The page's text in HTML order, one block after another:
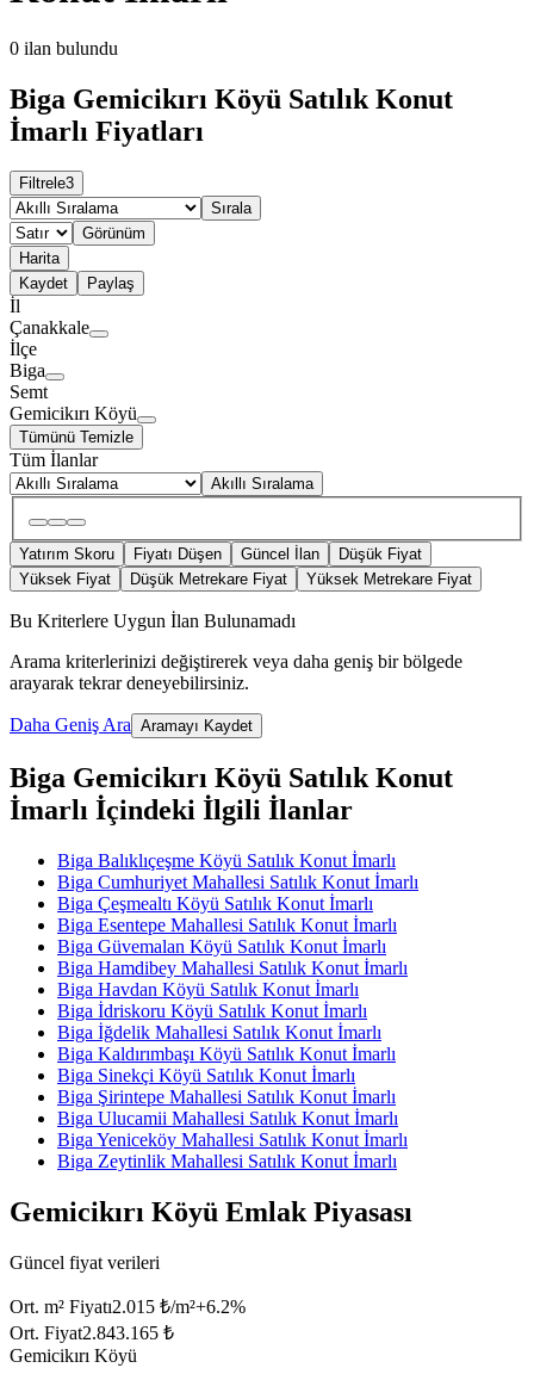
0 ilan bulundu
Biga Gemicikırı Köyü Satılık Konut
İmarlı Fiyatları
Filtrele3
Sırala
Görünüm
Harita
Kaydet
Paylaş
İl
Çanakkale
İlçe
Biga
Semt
Gemicikırı Köyü
Tümünü Temizle
Tüm İlanlar
Akıllı Sıralama
Yatırım Skoru Fiyatı Düşen Güncel İlan
Düşük Fiyat
Yüksek Fiyat
Düşük Metrekare Fiyat Yüksek Metrekare Fiyat
Bu Kriterlere Uygun İlan Bulunamadı
Arama kriterlerinizi değiştirerek veya daha geniş bir bölgede
arayarak tekrar deneyebilirsiniz.
Daha Geniş Ara Aramayı Kaydet
Biga Gemicikırı Köyü Satılık Konut
İmarlı İçindeki İlgili İlanlar
Biga Balıklıçeşme Köyü Satılık Konut İmarlı
Biga Cumhuriyet Mahallesi Satılık Konut İmarlı
Biga Çeşmealtı Köyü Satılık Konut İmarlı
Biga Esentepe Mahallesi Satılık Konut İmarlı
Biga Güvemalan Köyü Satılık Konut İmarlı
Biga Hamdibey Mahallesi Satılık Konut İmarlı
Biga Havdan Köyü Satılık Konut İmarlı
Biga İdriskoru Köyü Satılık Konut İmarlı
Biga İğdelik Mahallesi Satılık Konut İmarlı
Biga Kaldırımbaşı Köyü Satılık Konut İmarlı
Biga Sinekçi Köyü Satılık Konut İmarlı
Biga Şirintepe Mahallesi Satılık Konut İmarlı
Biga Ulucamii Mahallesi Satılık Konut İmarlı
Biga Yeniceköy Mahallesi Satılık Konut İmarlı
Biga Zeytinlik Mahallesi Satılık Konut İmarlı
Gemicikırı Köyü Emlak Piyasası
Güncel fiyat verileri
Ort. m² Fiyatı2.015 ₺/m²+6.2%
Ort. Fiyat2.843.165 ₺
Gemicikırı Köyü